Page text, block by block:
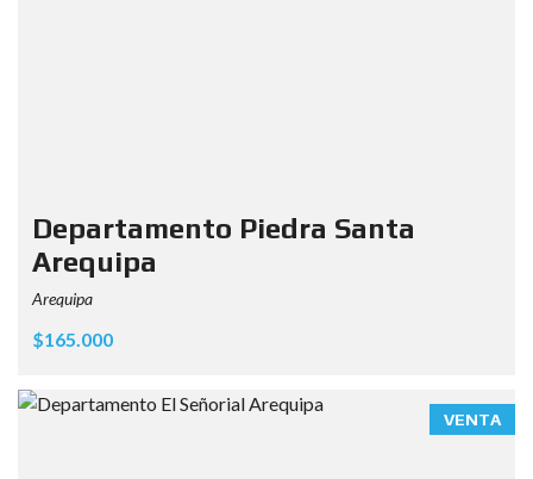
Departamento Piedra Santa
Arequipa
Arequipa
$165.000
VENTA